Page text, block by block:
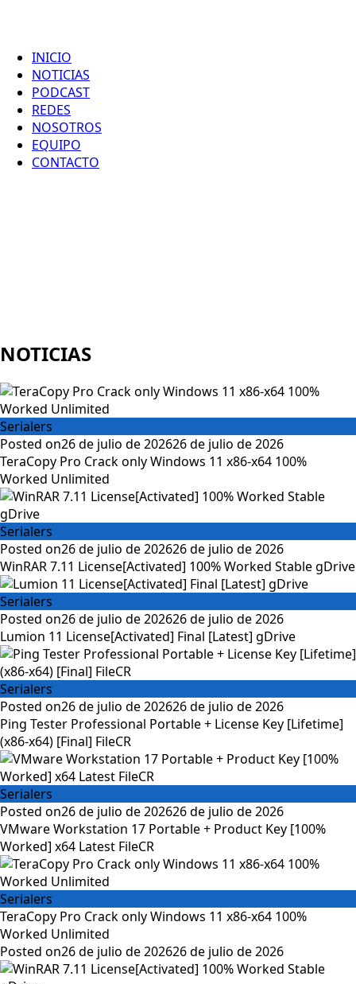
INICIO
NOTICIAS
PODCAST
REDES
NOSOTROS
EQUIPO
CONTACTO
NOTICIAS
Serialers
Posted on26 de julio de 202626 de julio de 2026
TeraCopy Pro Crack only Windows 11 x86-x64 100%
Worked Unlimited
Serialers
Posted on26 de julio de 202626 de julio de 2026
WinRAR 7.11 License[Activated] 100% Worked Stable gDrive
Serialers
Posted on26 de julio de 202626 de julio de 2026
Lumion 11 License[Activated] Final [Latest] gDrive
Serialers
Posted on26 de julio de 202626 de julio de 2026
Ping Tester Professional Portable + License Key [Lifetime]
(x86-x64) [Final] FileCR
Serialers
Posted on26 de julio de 202626 de julio de 2026
VMware Workstation 17 Portable + Product Key [100%
Worked] x64 Latest FileCR
Serialers
TeraCopy Pro Crack only Windows 11 x86-x64 100%
Worked Unlimited
Posted on26 de julio de 202626 de julio de 2026